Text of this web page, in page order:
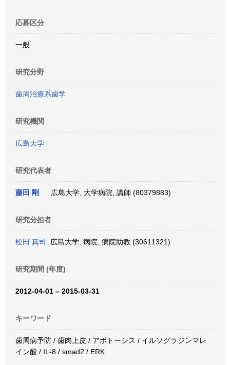
応募区分
一般
研究分野
歯周治療系歯学
研究機関
広島大学
研究代表者
藤田 剛 広島大学, 大学病院, 講師 (80379883)
研究分担者
松田 真司 広島大学, 病院, 病院助教 (30611321)
研究期間 (年度)
2012-04-01 – 2015-03-31
キーワード
歯周病予防 / 歯肉上皮 / アポトーシス / イルソグラジンマレ
イン酸 / IL-8 / smad2 / ERK